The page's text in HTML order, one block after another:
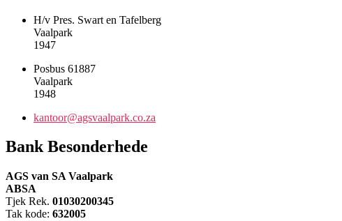
H/v Pres. Swart en Tafelberg
Vaalpark
1947
Posbus 61887
Vaalpark
1948
kantoor@agsvaalpark.co.za
Bank Besonderhede
AGS van SA Vaalpark
ABSA
Tjek Rek. 01030200345
Tak kode: 632005